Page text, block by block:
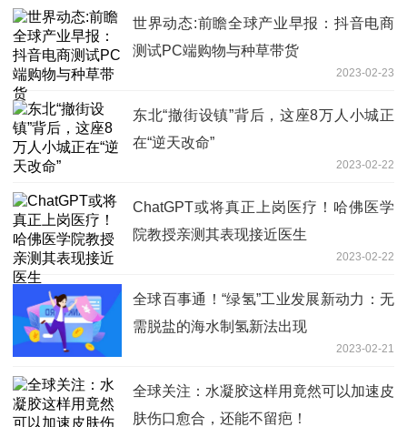
世界动态:前瞻全球产业早报：抖音电商
测试PC端购物与种草带货
2023-02-23
东北“撤街设镇”背后，这座8万人小城正
在“逆天改命”
2023-02-22
ChatGPT或将真正上岗医疗！哈佛医学
院教授亲测其表现接近医生
2023-02-22
全球百事通！“绿氢”工业发展新动力：无
需脱盐的海水制氢新法出现
2023-02-21
全球关注：水凝胶这样用竟然可以加速皮
肤伤口愈合，还能不留疤！